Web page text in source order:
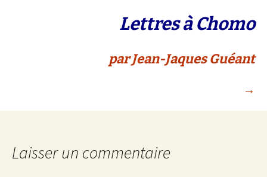
Lettres à Chomo
par Jean-Jaques Guéant
→
Laisser un commentaire